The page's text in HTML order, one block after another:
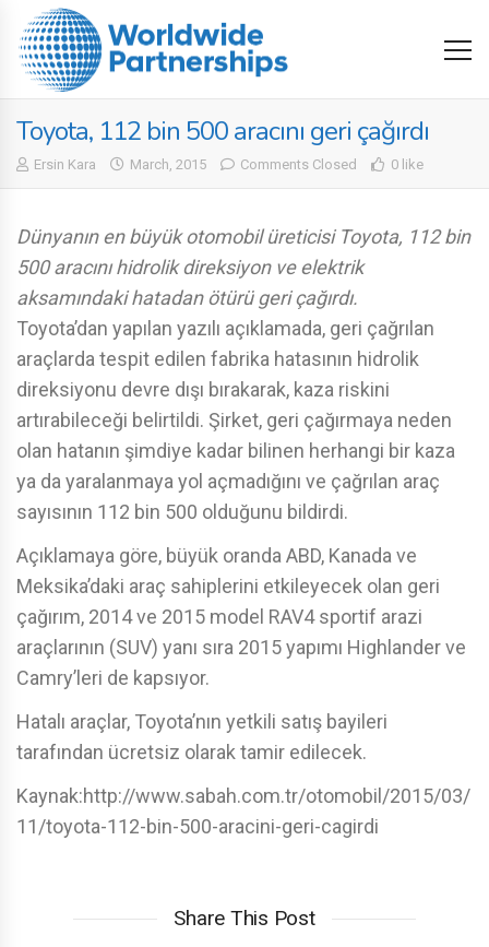
Toyota, 112 bin 500 aracını geri çağırdı
Ersin Kara March, 2015 Comments Closed 0 like
Dünyanın en büyük otomobil üreticisi Toyota, 112 bin
500 aracını hidrolik direksiyon ve elektrik
aksamındaki hatadan ötürü geri çağırdı.
Toyota’dan yapılan yazılı açıklamada, geri çağrılan
araçlarda tespit edilen fabrika hatasının hidrolik
direksiyonu devre dışı bırakarak, kaza riskini
artırabileceği belirtildi. Şirket, geri çağırmaya neden
olan hatanın şimdiye kadar bilinen herhangi bir kaza
ya da yaralanmaya yol açmadığını ve çağrılan araç
sayısının 112 bin 500 olduğunu bildirdi.
Açıklamaya göre, büyük oranda ABD, Kanada ve
Meksika’daki araç sahiplerini etkileyecek olan geri
çağırım, 2014 ve 2015 model RAV4 sportif arazi
araçlarının (SUV) yanı sıra 2015 yapımı Highlander ve
Camry’leri de kapsıyor.
Hatalı araçlar, Toyota’nın yetkili satış bayileri
tarafından ücretsiz olarak tamir edilecek.
Kaynak:http://www.sabah.com.tr/otomobil/2015/03/
11/toyota-112-bin-500-aracini-geri-cagirdi
Share This Post